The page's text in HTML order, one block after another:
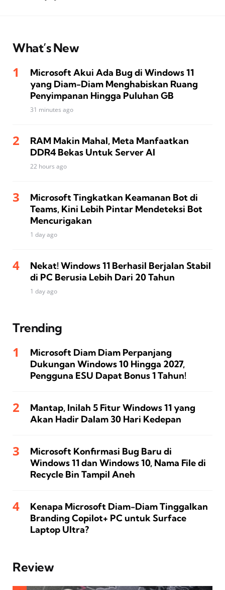
What’s New
Microsoft Akui Ada Bug di Windows 11
yang Diam-Diam Menghabiskan Ruang
Penyimpanan Hingga Puluhan GB
31 minutes ago
RAM Makin Mahal, Meta Manfaatkan
DDR4 Bekas Untuk Server AI
22 hours ago
Microsoft Tingkatkan Keamanan Bot di
Teams, Kini Lebih Pintar Mendeteksi Bot
Mencurigakan
1 day ago
Nekat! Windows 11 Berhasil Berjalan Stabil
di PC Berusia Lebih Dari 20 Tahun
1 day ago
Trending
Microsoft Diam Diam Perpanjang
Dukungan Windows 10 Hingga 2027,
Pengguna ESU Dapat Bonus 1 Tahun!
Mantap, Inilah 5 Fitur Windows 11 yang
Akan Hadir Dalam 30 Hari Kedepan
Microsoft Konfirmasi Bug Baru di
Windows 11 dan Windows 10, Nama File di
Recycle Bin Tampil Aneh
Kenapa Microsoft Diam-Diam Tinggalkan
Branding Copilot+ PC untuk Surface
Laptop Ultra?
Review